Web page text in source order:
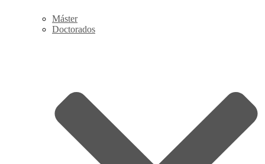
Máster
Doctorados